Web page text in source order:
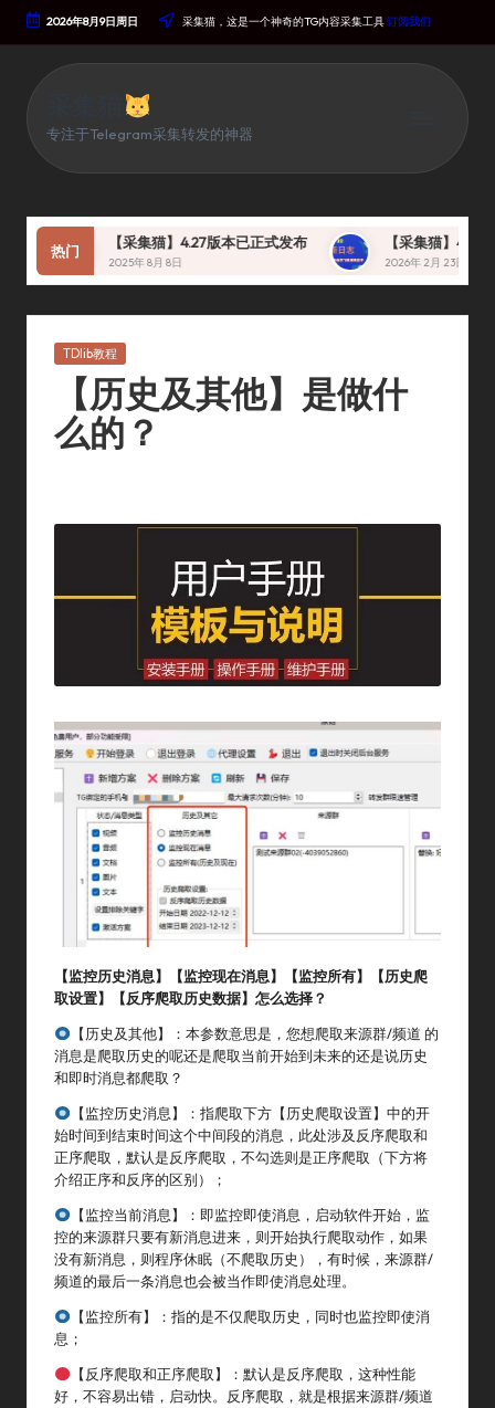
Skip
Content
2026年8月9日周日 采集猫，这是一个神奇的TG内容采集工具订阅我们
专注于Telegram采集转发的神器
热门【采集猫】4.27版本已正式发布
2025年 8月 8日
【采集猫】4.30 版本
2026年 2月 23日
Posted
In
TDlib教程
【历史及其他】是做什
么的？
【监控历史消息】【监控现在消息】【监控所有】【历史爬
取设置】【反序爬取历史数据】怎么选择？
【历史及其他】：本参数意思是，您想爬取来源群/频道 的
消息是爬取历史的呢还是爬取当前开始到未来的还是说历史
和即时消息都爬取？
【监控历史消息】：指爬取下方【历史爬取设置】中的开
始时间到结束时间这个中间段的消息，此处涉及反序爬取和
正序爬取，默认是反序爬取，不勾选则是正序爬取（下方将
介绍正序和反序的区别）；
【监控当前消息】：即监控即使消息，启动软件开始，监
控的来源群只要有新消息进来，则开始执行爬取动作，如果
没有新消息，则程序休眠（不爬取历史），有时候，来源群/
频道的最后一条消息也会被当作即使消息处理。
【监控所有】：指的是不仅爬取历史，同时也监控即使消
息；
【反序爬取和正序爬取】：默认是反序爬取，这种性能
好，不容易出错，启动快。反序爬取，就是根据来源群/频道